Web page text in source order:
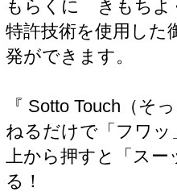
もらくに きもちよ
特許技術を使用した
発ができます。
『 Sotto Touch（そ
ねるだけで「フワッ
上から押すと「スー
る！